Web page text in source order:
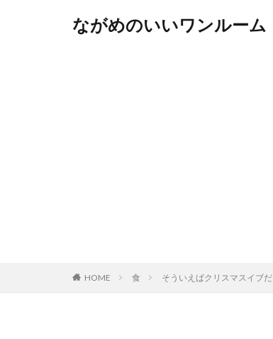
ながめのいいワンルーム
HOME 食 そういえばクリスマスイブ